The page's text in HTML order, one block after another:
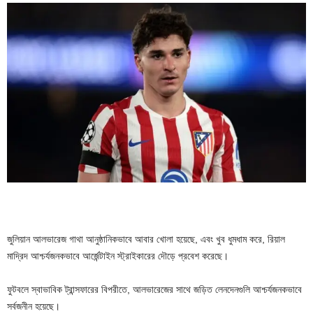
জুলিয়ান আলভারেজ গাথা আনুষ্ঠানিকভাবে আবার খোলা হয়েছে, এবং খুব ধুমধাম করে, রিয়াল
মাদ্রিদ আশ্চর্যজনকভাবে আর্জেন্টাইন স্ট্রাইকারের দৌড়ে প্রবেশ করেছে।
ফুটবলে স্বাভাবিক ট্রান্সফারের বিপরীতে, আলভারেজের সাথে জড়িত লেনদেনগুলি আশ্চর্যজনকভাবে
সর্বজনীন হয়েছে।